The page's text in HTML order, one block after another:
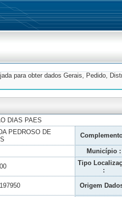
para obter dados Gerais, Pedido,
DIAS PAES
PEDROSO DE
Município :
Tipo
:
Origem